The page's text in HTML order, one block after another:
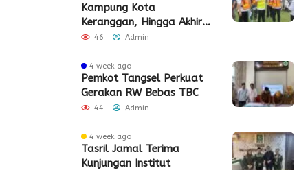
Kampung Kota
Keranggan, Hingga Akhir
2026
46 Admin
4 week ago
Pemkot Tangsel Perkuat
Gerakan RW Bebas TBC
44 Admin
4 week ago
Tasril Jamal Terima
Kunjungan Institut